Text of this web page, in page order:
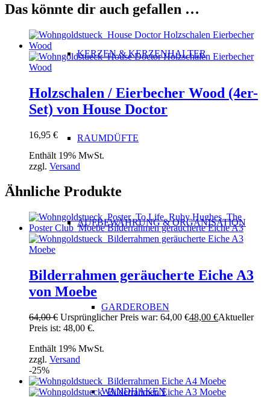
KERZEN & KERZENHALTER
RAUMDÜFTE
AUFBEWAHRUNG & ORGANISATION
GARDEROBEN
WANDHAKEN
Das könnte dir auch gefallen …
Holzschalen / Eierbecher Wood (4er-
Set) von House Doctor
16,95 €
Enthält 19% MwSt.
zzgl. Versand
Ähnliche Produkte
Bilderrahmen geräucherte Eiche A3
von Moebe
64,00€ Ursprünglicher Preis war: 64,00 €48,00 €Aktueller
Preis ist: 48,00 €.
Enthält 19% MwSt.
zzgl. Versand
-25%